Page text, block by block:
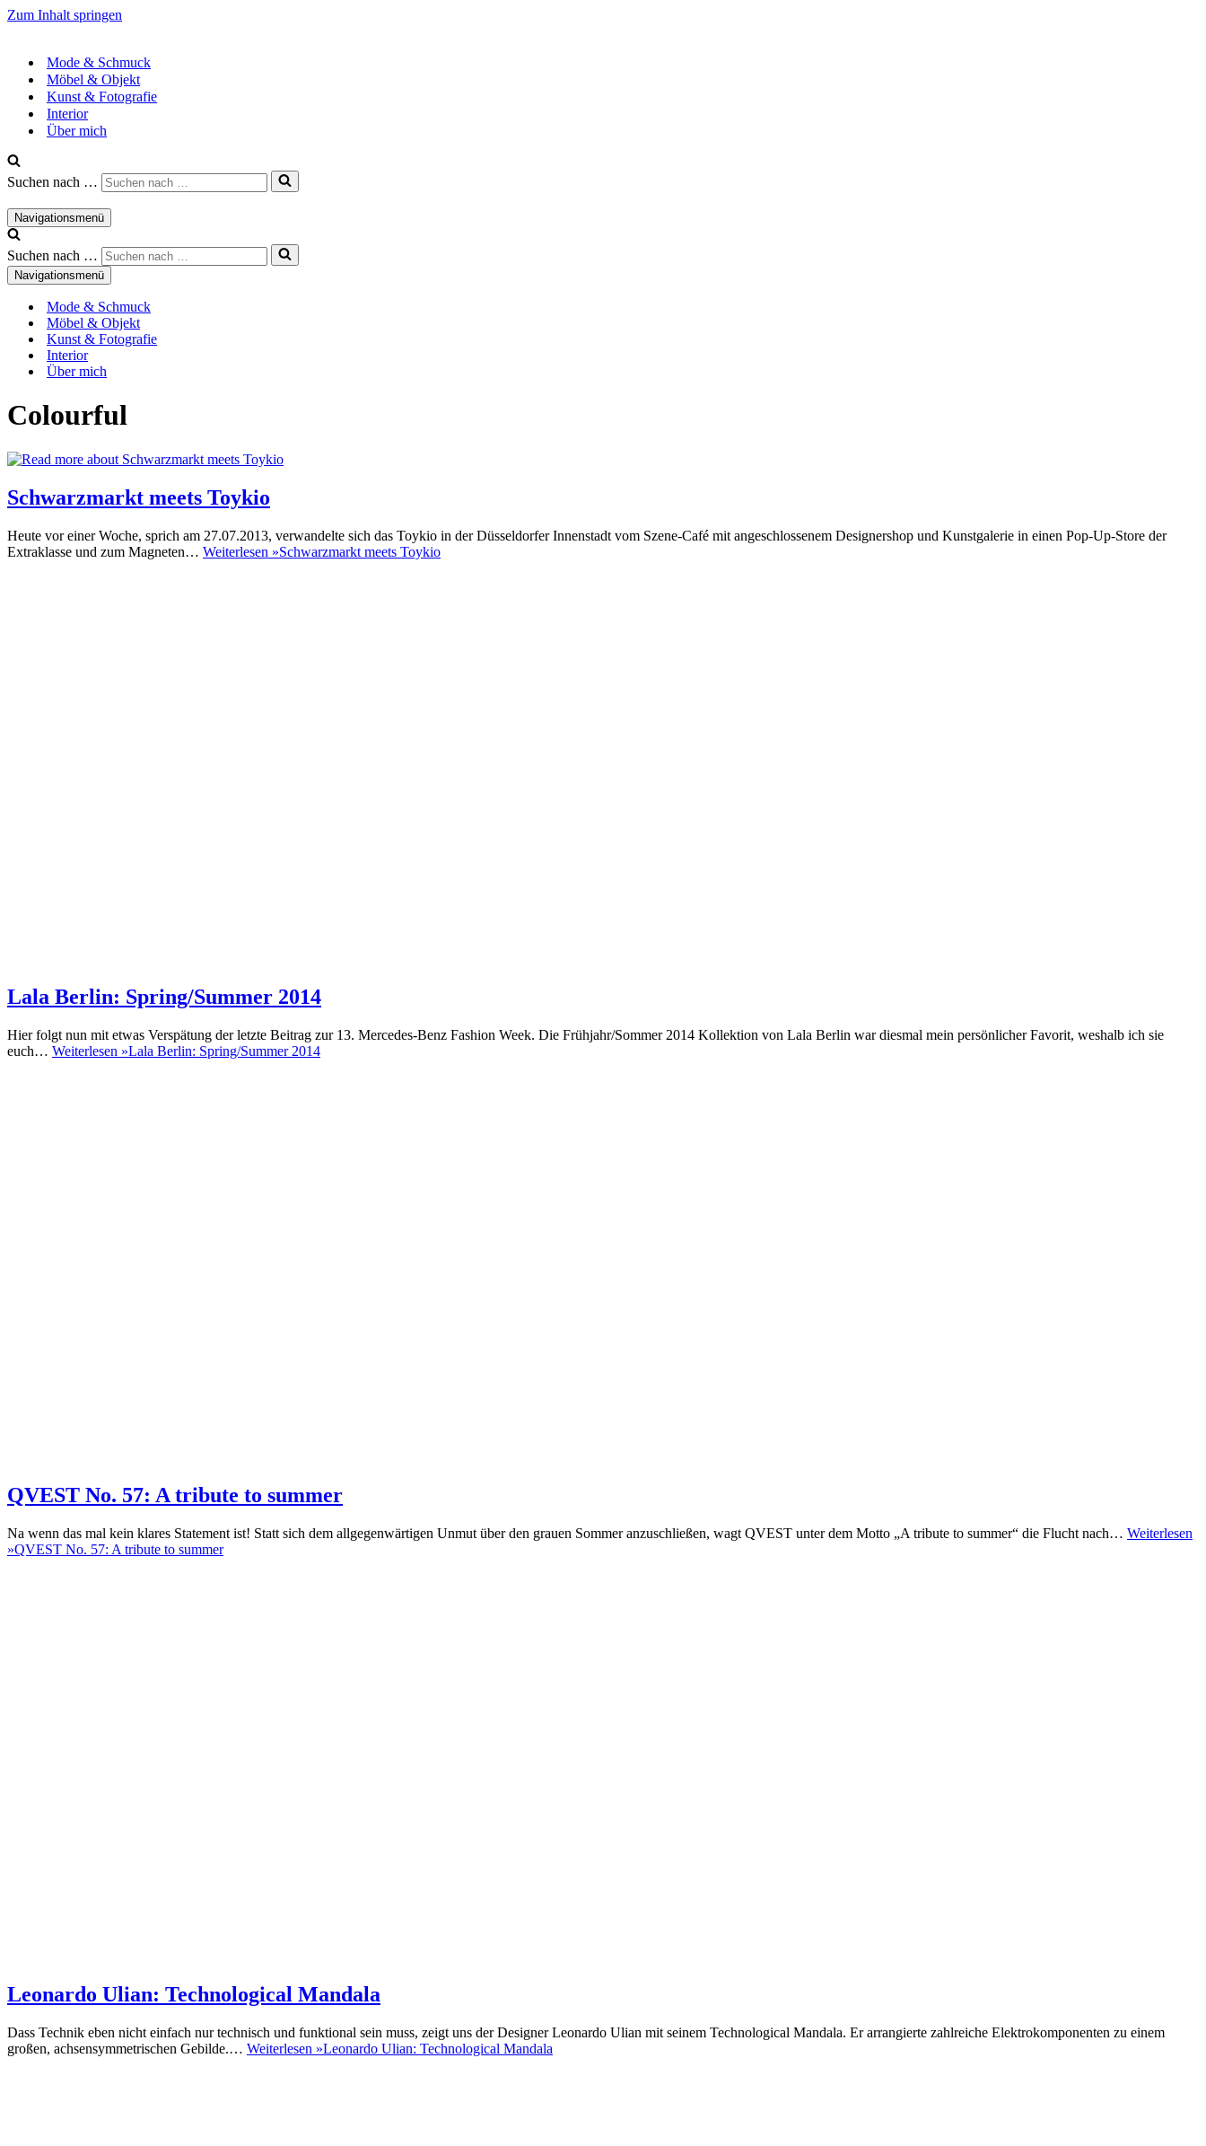
Zum Inhalt springen
Mode & Schmuck
Möbel & Objekt
Kunst & Fotografie
Interior
Über mich
Suchen nach …
Navigationsmenü
Suchen nach …
Navigationsmenü
Mode & Schmuck
Möbel & Objekt
Kunst & Fotografie
Interior
Über mich
Colourful
Schwarzmarkt meets Toykio
Heute vor einer Woche, sprich am 27.07.2013, verwandelte sich das Toykio in der Düsseldorfer Innenstadt vom Szene-Café mit angeschlossenem Designershop und Kunstgalerie in einen Pop-Up-Store der
Extraklasse und zum Magneten… Weiterlesen »Schwarzmarkt meets Toykio
Lala Berlin: Spring/Summer 2014
Hier folgt nun mit etwas Verspätung der letzte Beitrag zur 13. Mercedes-Benz Fashion Week. Die Frühjahr/Sommer 2014 Kollektion von Lala Berlin war diesmal mein persönlicher Favorit, weshalb ich sie
euch… Weiterlesen »Lala Berlin: Spring/Summer 2014
QVEST No. 57: A tribute to summer
Na wenn das mal kein klares Statement ist! Statt sich dem allgegenwärtigen Unmut über den grauen Sommer anzuschließen, wagt QVEST unter dem Motto „A tribute to summer“ die Flucht nach… Weiterlesen
»QVEST No. 57: A tribute to summer
Leonardo Ulian: Technological Mandala
Dass Technik eben nicht einfach nur technisch und funktional sein muss, zeigt uns der Designer Leonardo Ulian mit seinem Technological Mandala. Er arrangierte zahlreiche Elektrokomponenten zu einem
großen, achsensymmetrischen Gebilde.… Weiterlesen »Leonardo Ulian: Technological Mandala